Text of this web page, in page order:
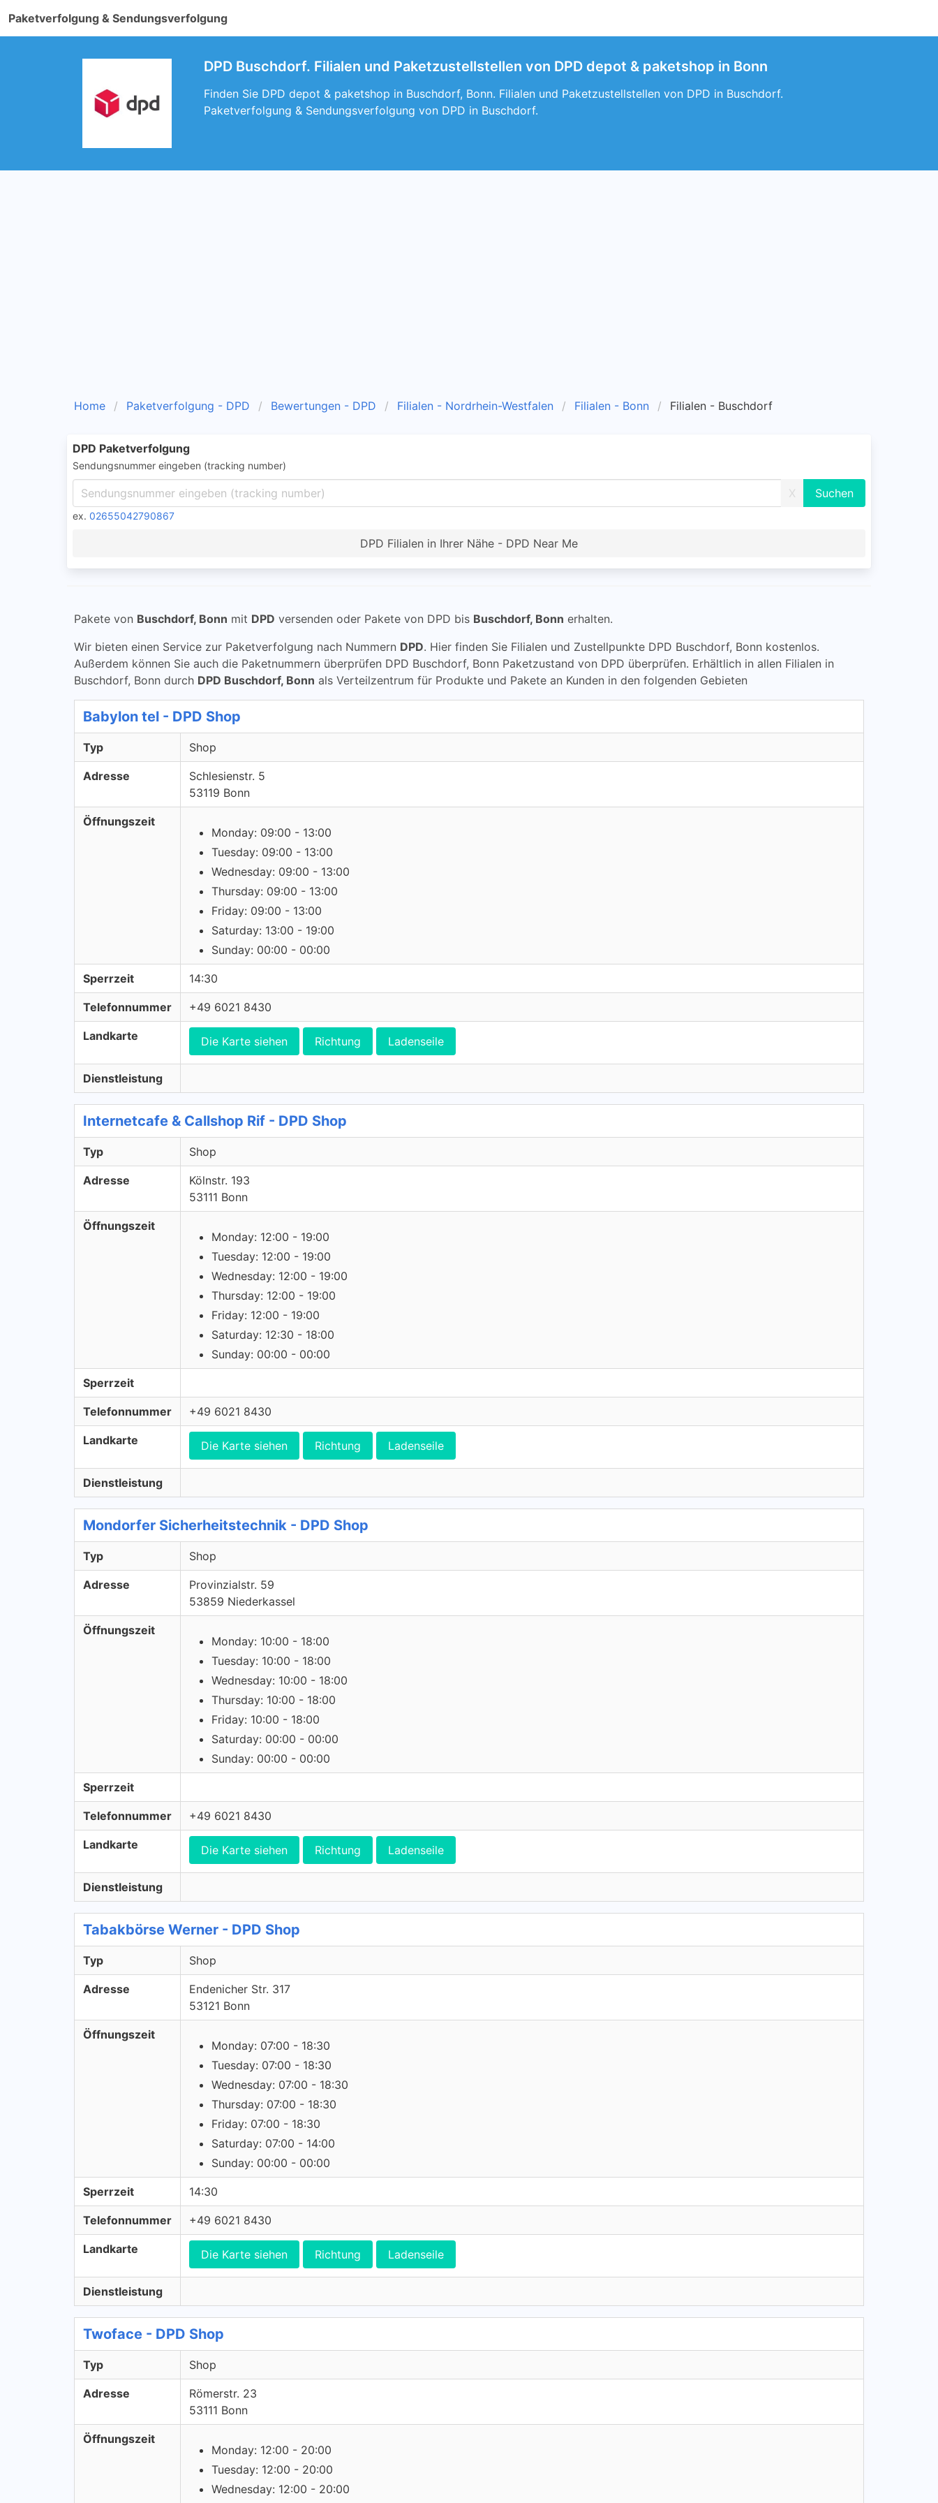
Paketverfolgung & Sendungsverfolgung
DPD Buschdorf. Filialen und Paketzustellstellen von DPD depot & paketshop in Bonn
Finden Sie DPD depot & paketshop in Buschdorf, Bonn. Filialen und Paketzustellstellen von DPD in Buschdorf.
Paketverfolgung & Sendungsverfolgung von DPD in Buschdorf.
Home Paketverfolgung - DPD Bewertungen - DPD Filialen - Nordrhein-Westfalen Filialen - Bonn Filialen - Buschdorf
DPD Paketverfolgung
Sendungsnummer eingeben (tracking number)
X
ex. 02655042790867
DPD Filialen in Ihrer Nähe - DPD Near Me
Pakete von Buschdorf, Bonn mit DPD versenden oder Pakete von DPD bis Buschdorf, Bonn erhalten.
Wir bieten einen Service zur Paketverfolgung nach Nummern DPD. Hier finden Sie Filialen und Zustellpunkte DPD Buschdorf, Bonn kostenlos.
Außerdem können Sie auch die Paketnummern überprüfen DPD Buschdorf, Bonn Paketzustand von DPD überprüfen. Erhältlich in allen Filialen in
Buschdorf, Bonn durch DPD Buschdorf, Bonn als Verteilzentrum für Produkte und Pakete an Kunden in den folgenden Gebieten
Babylon tel - DPD Shop
Typ Shop
Adresse
Schlesienstr. 5
53119 Bonn
Öffnungszeit
Monday: 09:00 - 13:00
Tuesday: 09:00 - 13:00
Wednesday: 09:00 - 13:00
Thursday: 09:00 - 13:00
Friday: 09:00 - 13:00
Saturday: 13:00 - 19:00
Sunday: 00:00 - 00:00
Sperrzeit 14:30
Telefonnummer +49 6021 8430
Landkarte Die Karte siehen Richtung Ladenseile
Dienstleistung
Internetcafe & Callshop Rif - DPD Shop
Typ Shop
Adresse
Kölnstr. 193
53111 Bonn
Öffnungszeit
Monday: 12:00 - 19:00
Tuesday: 12:00 - 19:00
Wednesday: 12:00 - 19:00
Thursday: 12:00 - 19:00
Friday: 12:00 - 19:00
Saturday: 12:30 - 18:00
Sunday: 00:00 - 00:00
Sperrzeit
Telefonnummer +49 6021 8430
Landkarte Die Karte siehen Richtung Ladenseile
Dienstleistung
Mondorfer Sicherheitstechnik - DPD Shop
Typ Shop
Adresse
Provinzialstr. 59
53859 Niederkassel
Öffnungszeit
Monday: 10:00 - 18:00
Tuesday: 10:00 - 18:00
Wednesday: 10:00 - 18:00
Thursday: 10:00 - 18:00
Friday: 10:00 - 18:00
Saturday: 00:00 - 00:00
Sunday: 00:00 - 00:00
Sperrzeit
Telefonnummer +49 6021 8430
Landkarte Die Karte siehen Richtung Ladenseile
Dienstleistung
Tabakbörse Werner - DPD Shop
Typ Shop
Adresse
Endenicher Str. 317
53121 Bonn
Öffnungszeit
Monday: 07:00 - 18:30
Tuesday: 07:00 - 18:30
Wednesday: 07:00 - 18:30
Thursday: 07:00 - 18:30
Friday: 07:00 - 18:30
Saturday: 07:00 - 14:00
Sunday: 00:00 - 00:00
Sperrzeit 14:30
Telefonnummer +49 6021 8430
Landkarte Die Karte siehen Richtung Ladenseile
Dienstleistung
Twoface - DPD Shop
Typ Shop
Adresse
Römerstr. 23
53111 Bonn
Öffnungszeit
Monday: 12:00 - 20:00
Tuesday: 12:00 - 20:00
Wednesday: 12:00 - 20:00